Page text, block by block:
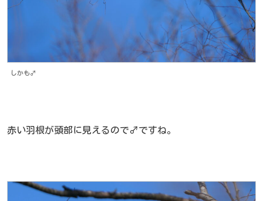
しかも♂
赤い羽根が頭部に見えるので♂ですね。